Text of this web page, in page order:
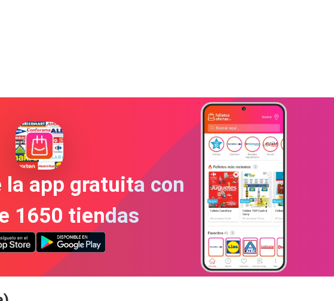
la app gratuita con
1650 tiendas